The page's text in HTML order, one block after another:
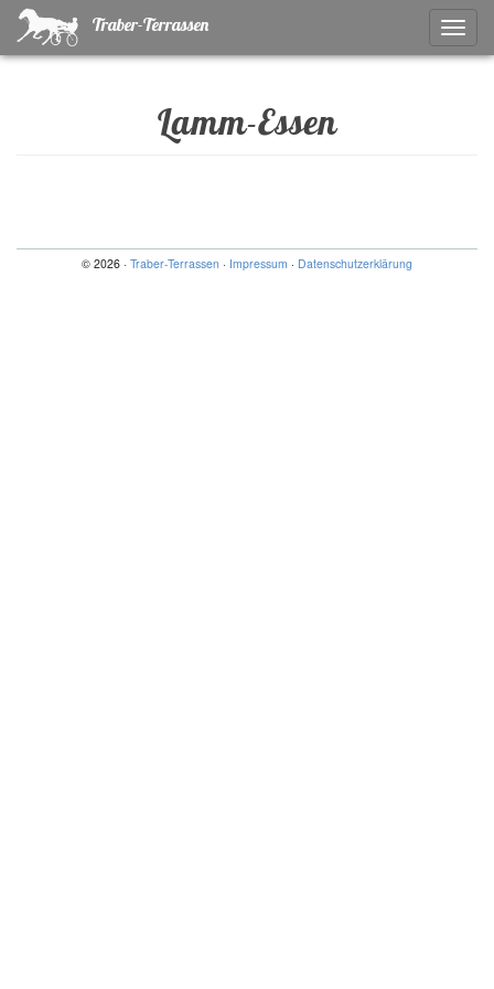
ein-/
Traber-Terrassen
Lamm-Essen
© 2026 · Traber-Terrassen · Impressum · Datenschutzerklärung